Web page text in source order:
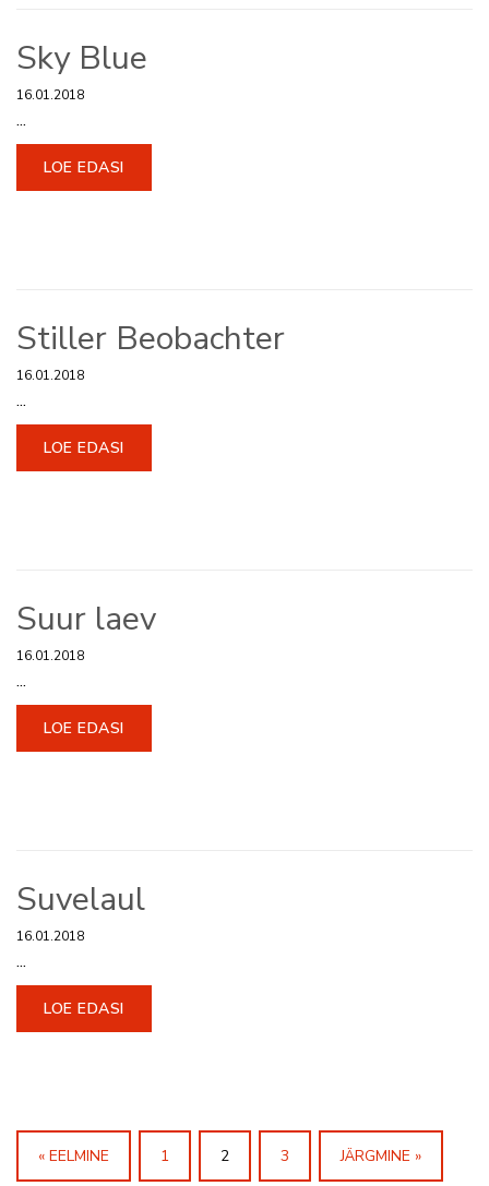
Sky Blue
16.01.2018
...
LOE EDASI
Stiller Beobachter
16.01.2018
...
LOE EDASI
Suur laev
16.01.2018
...
LOE EDASI
Suvelaul
16.01.2018
...
LOE EDASI
« EELMINE 1 2 3 JÄRGMINE »